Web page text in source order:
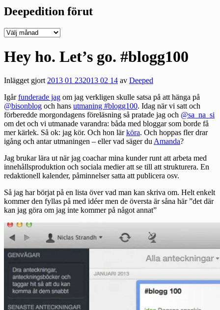
Deepedition förut
Deepedition
Hey ho. Let’s go. #blogg100
Inlägget gjort2013 01 232013 02 14 av Deeped
Igårfunderade jag om jag verkligen skulle satsa på att hänga på
@bisonblog och hans utmaning #blogg100. Idag när vi satt och
förberedde morgondagens föreläsning så pratade jag och @sa_na_si
om det och vi utmanade varandra: båda med bloggar som borde få
mer kärlek. Så ok: jag kör. Och hon lärköra. Och hoppas fler drar
igång och antar utmaningen – eller vad säger duAmanda?
Jag brukar lära ut när jag coachar mina kunder runt att arbeta med
innehållsproduktion och sociala medier att se till att strukturera. En
redaktionell kalender, påminnelser satta att publicera osv.
Så jag har börjat på en lista över vad man kan skriva om. Helt enkelt
kommer den fyllas på med idéer men de översta är såna här ”det där
kan jag göra om jag inte kommer på något annat”